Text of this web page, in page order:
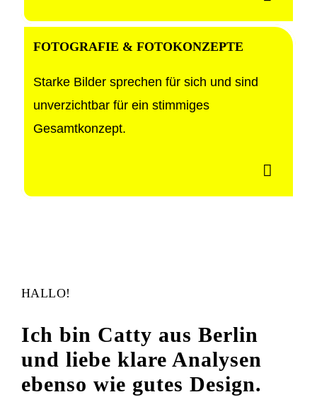
FOTOGRAFIE & FOTOKONZEPTE
Starke Bilder sprechen für sich und sind
unverzichtbar für ein stimmiges
Gesamtkonzept.
HALLO!
Ich bin Catty aus Berlin
und liebe klare Analysen
ebenso wie gutes Design.